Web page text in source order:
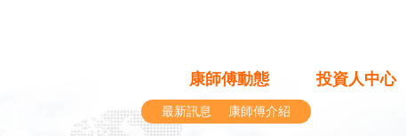
康師傅動態 投資人中心
最新訊息 康師傅介紹